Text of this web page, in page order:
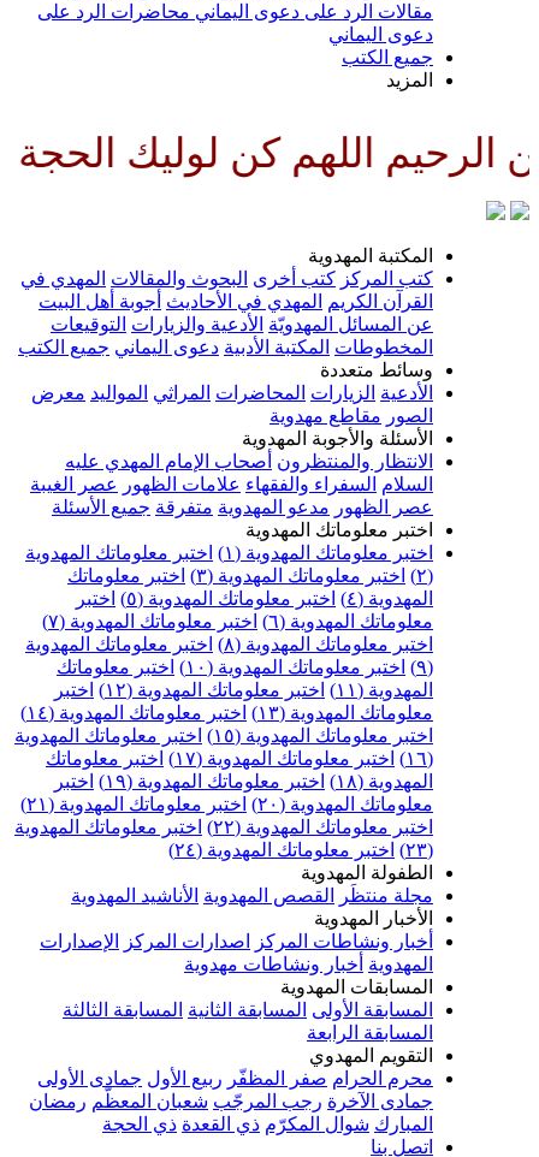
الرد على دعوى اليماني محاضرات الرد على
كن لوليك الحجة بن الحسن
المهدوية
كتب أخرى البحوث والمقالات المهدي في
المهدي في الأحاديث أجوبة أهل البيت
المسائل المهدويّة الأدعية والزيارات التوقيعات
المكتبة الأدبية دعوى اليماني جميع الكتب
متعددة
الزيارات المحاضرات المراثي المواليد معرض
مقاطع مهدوية
والأجوبة المهدوية
والمنتظرون أصحاب الإمام المهدي عليه
السفراء والفقهاء علامات الظهور عصر الغيبة
مدعو المهدوية متفرقة جميع الأسئلة
معلوماتك المهدوية
معلوماتك المهدوية (١)
اختبر معلوماتك المهدوية
اختبر معلوماتك المهدوية (٣)
اختبر معلوماتك
اختبر معلوماتك المهدوية (٥)
اختبر
المهدوية (٦)
اختبر معلوماتك المهدوية (٧)
معلوماتك المهدوية (٨)
اختبر معلوماتك المهدوية
اختبر معلوماتك المهدوية (١٠)
اختبر معلوماتك
اختبر معلوماتك المهدوية (١٢)
اختبر
المهدوية (١٣)
اختبر معلوماتك المهدوية (١٤)
معلوماتك المهدوية (١٥)
اختبر معلوماتك المهدوية
اختبر معلوماتك المهدوية (١٧)
اختبر معلوماتك
اختبر معلوماتك المهدوية (١٩)
اختبر
المهدوية (٢٠)
اختبر معلوماتك المهدوية (٢١)
معلوماتك المهدوية (٢٢)
اختبر معلوماتك المهدوية
اختبر معلوماتك المهدوية (٢٤)
المهدوية
منتظَر
القصص المهدوية الأناشيد المهدوية
المهدوية
ونشاطات المركز اصدارات المركز الإصدارات
أخبار ونشاطات مهدوية
المهدوية
الأولى المسابقة الثانية المسابقة الثالثة
الرابعة
المهدوي
الحرام
صفر المظفّر ربيع الأول جمادى الأولى
رجب المرجّب شعبان المعظّم رمضان
شوال المكرّم ذي القعدة ذي الحجة